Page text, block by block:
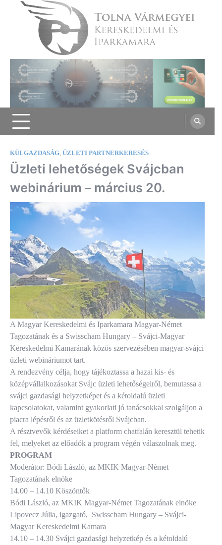
Tolna Vármegyei Kereskedelmi és
Iparkamara
KÜLGAZDASÁG, ÜZLETI PARTNERKERESÉS
Üzleti lehetőségek Svájcban
webinárium – március 20.
A Magyar Kereskedelmi és Iparkamara Magyar-Német
Tagozatának és a Swisscham Hungary – Svájci-Magyar
Kereskedelmi Kamarának közös szervezésében magyar-svájci
üzleti webináriumot tart.
A rendezvény célja, hogy tájékoztassa a hazai kis- és
középvállalkozásokat Svájc üzleti lehetőségeiről, bemutassa a
svájci gazdasági helyzetképet és a kétoldalú üzleti
kapcsolatokat, valamint gyakorlati jó tanácsokkal szolgáljon a
piacra lépésről és az üzletkötésről Svájcban.
A résztvevők kérdéseiket a platform chatfalán keresztül tehetik
fel, melyeket az előadók a program végén válaszolnak meg.
PROGRAM
Moderátor: Bódi László, az MKIK Magyar-Német
Tagozatának elnöke
14.00 – 14.10 Köszöntők
Bódi László, az MKIK Magyar-Német Tagozatának elnöke
Lipovecz Júlia, igazgató, Swisscham Hungary – Svájci-
Magyar Kereskedelmi Kamara
14.10 – 14.30 Svájci gazdasági helyzetkép és a kétoldalú